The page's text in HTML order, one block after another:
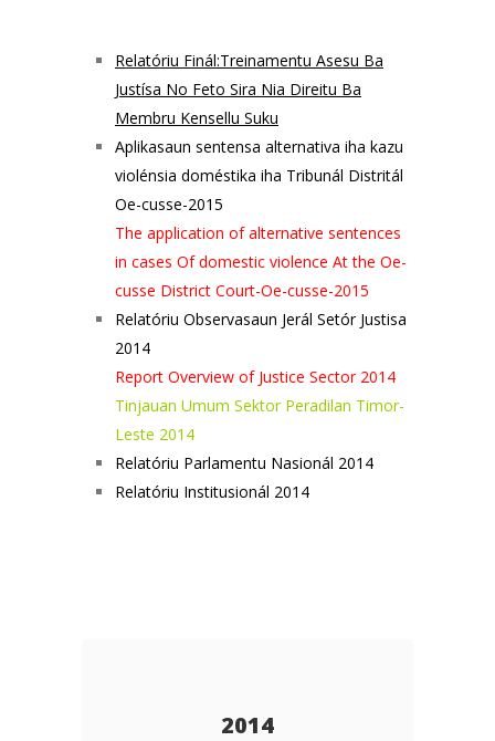
Relatóriu Finál:Treinamentu Asesu Ba
Justísa No Feto Sira Nia Direitu Ba
Membru Kensellu Suku
Aplikasaun sentensa alternativa iha kazu
violénsia doméstika iha Tribunál Distritál
Oe-cusse-2015
The application of alternative sentences
in cases Of domestic violence At the Oe-
cusse District Court-Oe-cusse-2015
Relatóriu Observasaun Jerál Setór Justisa
2014
Report Overview of Justice Sector 2014
Tinjauan Umum Sektor Peradilan Timor-
Leste 2014
Relatóriu Parlamentu Nasionál 2014
Relatóriu Institusionál 2014
2014